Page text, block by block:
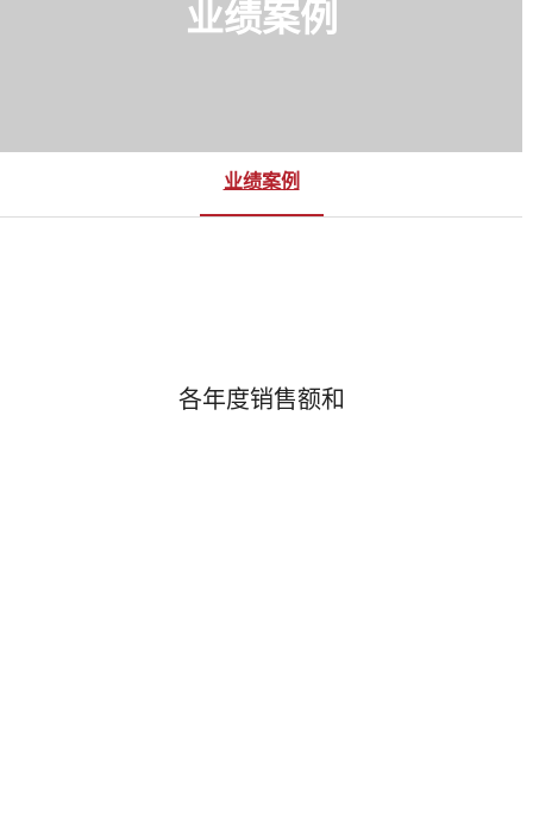
业绩案例
业绩案例
各年度销售额和